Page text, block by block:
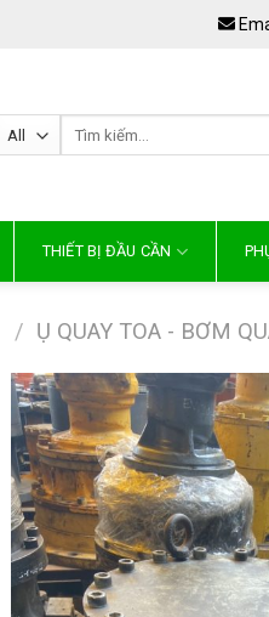
THIẾT BỊ ĐẦU CẦN
/ Ụ QUAY TOA - BƠM